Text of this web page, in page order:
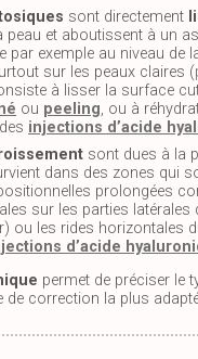
sont directement
peau et aboutissent à un
par exemple au niveau de
sur les peaux claires (
à lisser la surface
ou peeling, ou à
injections d’acide
sont dues à la
dans des zones qui
prolongées
sur les parties latérales
ou les rides horizontales
d’acide
permet de préciser le
de correction la plus